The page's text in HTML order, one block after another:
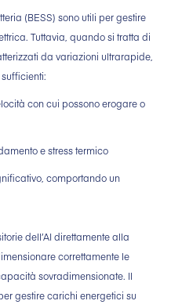
(BESS) sono utili per gestire
Tuttavia, quando si tratta di
da variazioni ultrarapide,
con cui possono erogare o
e stress termico
comportando un
dell’AI direttamente alla
correttamente le
sovradimensionate. Il
gestire carichi energetici su